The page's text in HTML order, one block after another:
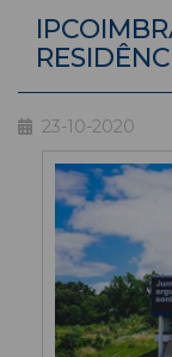
23-10-2020